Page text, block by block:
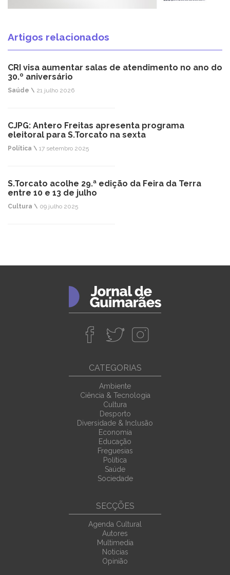
Artigos relacionados
CRI visa aumentar salas de atendimento no ano do
30.º aniversário
Saúde \ 21 julho 2026
CJPG: Antero Freitas apresenta programa
eleitoral para S.Torcato na sexta
Política \ 17 setembro 2025
S.Torcato acolhe 29.ª edição da Feira da Terra
entre 10 e 13 de julho
Cultura \ 09 julho 2025
CATEGORIAS
Ambiente
Ciência & Tecnologia
Cultura
Desporto
Diversidade & Inclusão
Economia
Educação
Freguesias
Política
Saúde
Sociedade
SECÇÕES
Agenda Cultural
Autores
Multimedia
Noticias
Opinião